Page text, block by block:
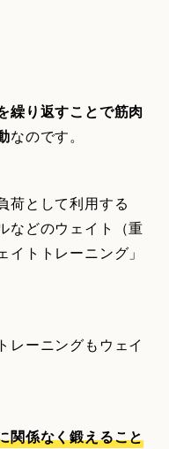
繰り返すことで筋肉
なのです。
荷として利用する
などのウェイト（重
トトレーニング」
レーニングもウェイ
関係なく鍛えること